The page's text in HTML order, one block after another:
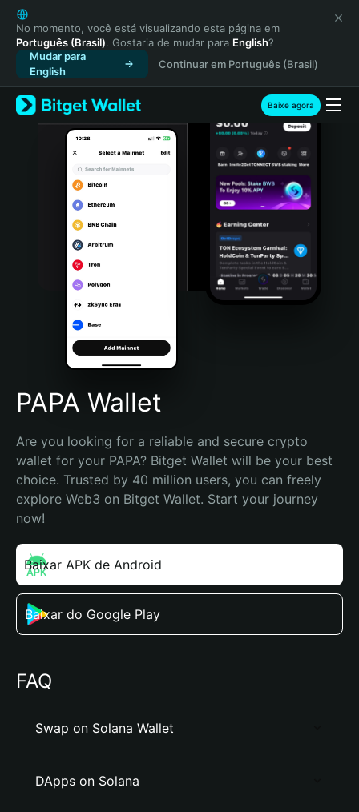
English
日本語
Tiếng Việt
Русский
Español (Latinoamérica)
Türkçe
Italiano
Português (Portugal)
Bahasa Indonesia
Português (Brasil)
Español (Argentina)
No momento, você está visualizando esta página em
Português (Brasil). Gostaria de mudar para English?
Mudar para
English
Continuar em Português (Brasil)
Baixe agora
PAPA Wallet
Are you looking for a reliable and secure crypto
wallet for your PAPA? Bitget Wallet will be your best
choice. Trusted by 40 million users, you can freely
explore Web3 on Bitget Wallet. Start your journey
now!
Baixar APK de Android
Baixar do Google Play
FAQ
Swap on Solana Wallet
DApps on Solana